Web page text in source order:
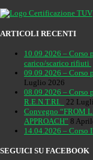
ARTICOLI RECENTI
10.09.2026 – Corso
carico/scarico rifiuti
09.09.2026 – Corso
Luglio 2026
08.09.2026 – Corso
R.E.N.T.RI.
22
Convegno “FROM
APPROACH” 8
14.04.2026 – Corso
SEGUICI SU FACEBOOK